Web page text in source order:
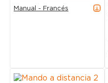
Manual - Francés